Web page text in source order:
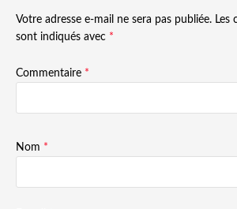
Votre adresse e-mail ne sera pas publiée. Les
sont indiqués avec *
Commentaire *
Nom *